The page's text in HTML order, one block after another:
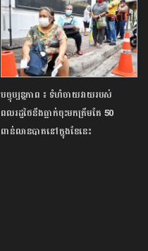
បច្ចុប្បន្នភាព ៖ ទំហំចាយវាយរបស់
ពលរដ្ឋថៃនឹងធ្លាក់ចុះមកត្រឹមតែ 50
ពាន់លានបាតនៅក្នុងខែនេះ